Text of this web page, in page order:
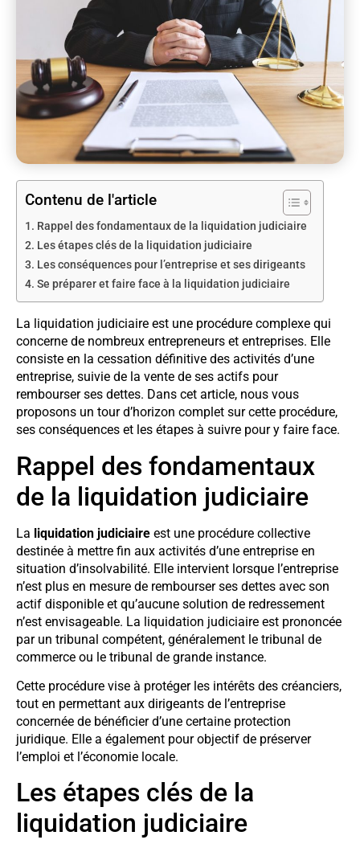
Contenu de l'article
Rappel des fondamentaux de la liquidation judiciaire
Les étapes clés de la liquidation judiciaire
Les conséquences pour l’entreprise et ses dirigeants
Se préparer et faire face à la liquidation judiciaire
La liquidation judiciaire est une procédure complexe qui
concerne de nombreux entrepreneurs et entreprises. Elle
consiste en la cessation définitive des activités d’une
entreprise, suivie de la vente de ses actifs pour
rembourser ses dettes. Dans cet article, nous vous
proposons un tour d’horizon complet sur cette procédure,
ses conséquences et les étapes à suivre pour y faire face.
Rappel des fondamentaux
de la liquidation judiciaire
La liquidation judiciaire est une procédure collective
destinée à mettre fin aux activités d’une entreprise en
situation d’insolvabilité. Elle intervient lorsque l’entreprise
n’est plus en mesure de rembourser ses dettes avec son
actif disponible et qu’aucune solution de redressement
n’est envisageable. La liquidation judiciaire est prononcée
par un tribunal compétent, généralement le tribunal de
commerce ou le tribunal de grande instance.
Cette procédure vise à protéger les intérêts des créanciers,
tout en permettant aux dirigeants de l’entreprise
concernée de bénéficier d’une certaine protection
juridique. Elle a également pour objectif de préserver
l’emploi et l’économie locale.
Les étapes clés de la
liquidation judiciaire